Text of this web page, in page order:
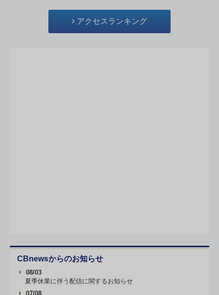
アクセスランキング
CBnewsからのお知らせ
08/03
夏季休業に伴う配信に関するお知らせ
07/08